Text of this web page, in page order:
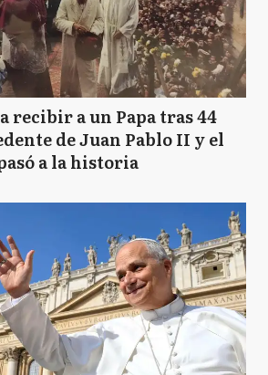
recibir a un Papa tras 44
de Juan Pablo II y el
a la historia